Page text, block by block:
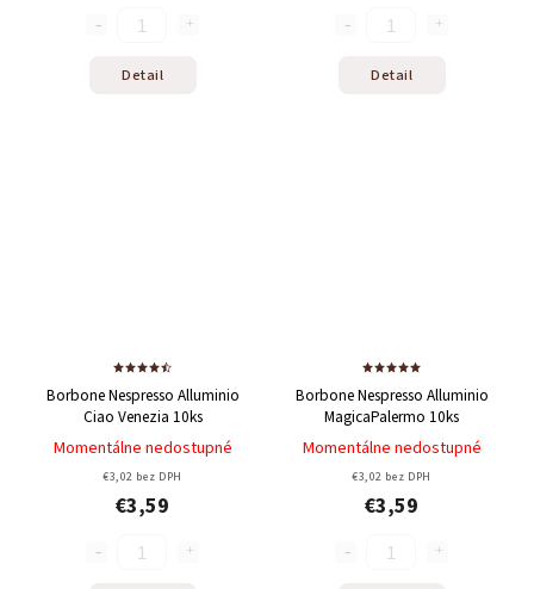
Detail Detail
Borbone Nespresso Alluminio
Ciao Venezia 10ks
Momentálne nedostupné
€3,02 bez DPH
€3,59
Borbone Nespresso Alluminio
MagicaPalermo 10ks
Momentálne nedostupné
€3,02 bez DPH
€3,59